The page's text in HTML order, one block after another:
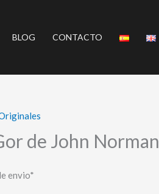
BLOG CONTACTO
de John Norman
envio*